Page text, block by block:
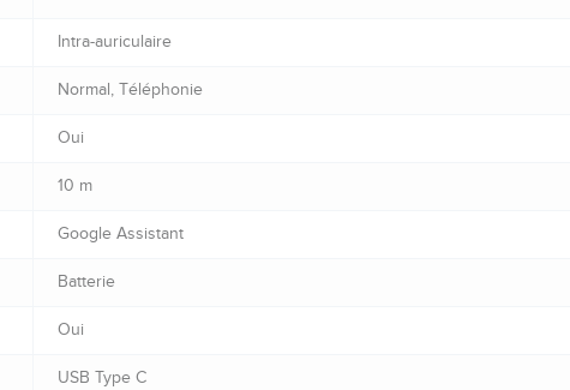
Intra-auriculaire
Normal, Téléphonie
Oui
10 m
Google Assistant
Batterie
Oui
USB Type C